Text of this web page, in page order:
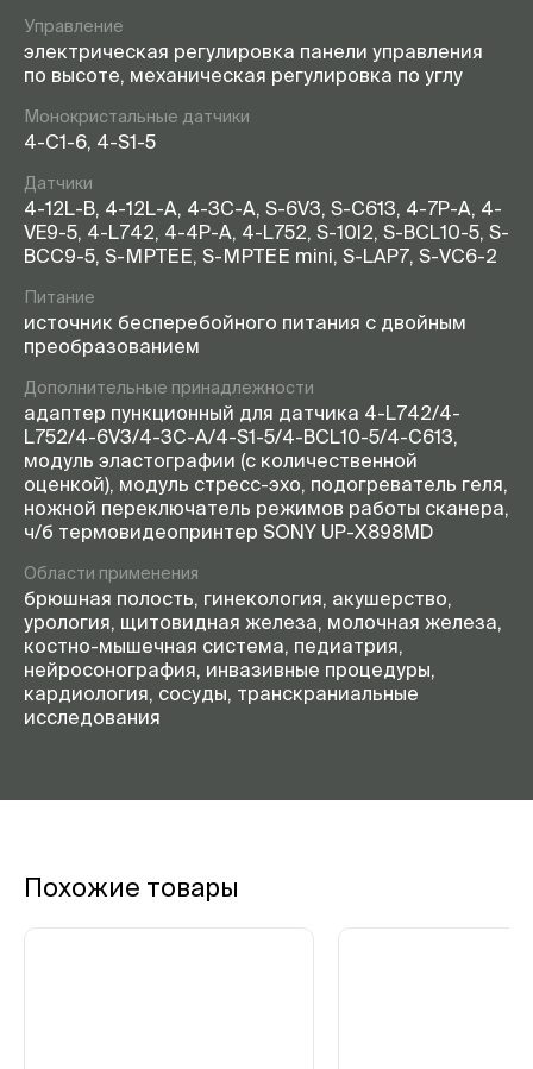
Управление
электрическая регулировка панели управления
по высоте, механическая регулировка по углу
Монокристальные датчики
4-С1-6, 4-S1-5
Датчики
4-12L-B, 4-12L-A, 4-3С-A, S-6V3, S-С613, 4-7P-A, 4-
VE9-5, 4-L742, 4-4P-A, 4-L752, S-10I2, S-BCL10-5, S-
BCC9-5, S-МРТЕЕ, S-МРТЕЕ mini, S-LAP7, S-VC6-2
Питание
источник бесперебойного питания c двойным
преобразованием
Дополнительные принадлежности
адаптер пункционный для датчика 4-L742/4-
L752/4-6V3/4-3C-A/4-S1-5/4-BCL10-5/4-C613,
модуль эластографии (с количественной
оценкой), модуль стресс-эхо, подогреватель геля,
ножной переключатель режимов работы сканера,
ч/б термовидеопринтер SONY UP-X898MD
Области применения
брюшная полость, гинекология, акушерство,
урология, щитовидная железа, молочная железа,
костно-мышечная система, педиатрия,
нейросонография, инвазивные процедуры,
кардиология, сосуды, транскраниальные
исследования
Похожие товары